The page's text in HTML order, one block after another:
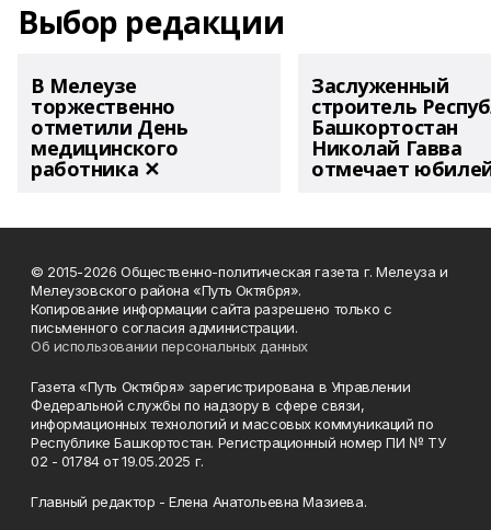
Выбор редакции
В Мелеузе
торжественно
отметили День
медицинского
работника ✕
Заслуженный
строитель
Башкортостан
Николай Гавва
отмечает
© 2015-2026 Общественно-политическая газета г. Мелеуза и
Мелеузовского района «Путь Октября».
Копирование информации сайта разрешено только с
письменного согласия администрации.
Об использовании персональных данных
Газета «Путь Октября» зарегистрирована в Управлении
Федеральной службы по надзору в сфере связи,
информационных технологий и массовых коммуникаций по
Республике Башкортостан. Регистрационный номер ПИ № ТУ
02 - 01784 от 19.05.2025 г.
Главный редактор - Елена Анатольевна Мазиева.